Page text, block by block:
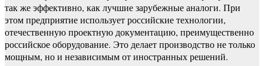
так же эффективно, как лучшие зарубежные аналоги. При
этом предприятие использует российские технологии,
отечественную проектную документацию, преимущественно
российское оборудование. Это делает производство не только
мощным, но и независимым от иностранных решений.